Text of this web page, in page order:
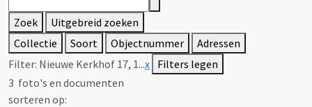
Zoek
Uitgebreid zoeken
Collectie
Soort Objectnummer
Adressen
Filter: Nieuwe Kerkhof 17, 1...x Filters legen
3 foto's en documenten
sorteren op: